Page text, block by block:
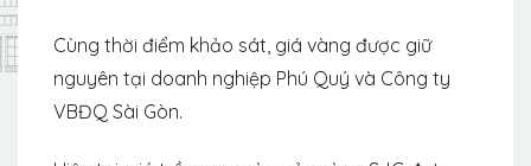
Cùng thời điểm khảo sát, giá vàng được giữ
nguyên tại doanh nghiệp Phú Quý và Công ty
VBĐQ Sài Gòn.